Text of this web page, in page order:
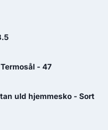
- 47
uld hjemmesko - Sort